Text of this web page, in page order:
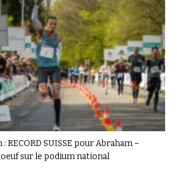
RECORD SUISSE pour Abraham –
sur le podium national